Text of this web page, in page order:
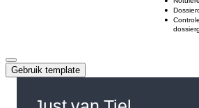
Gebruik template